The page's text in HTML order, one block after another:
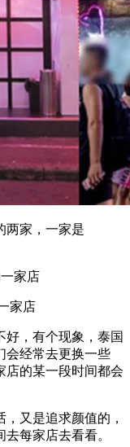
两家，一家是
家店
家店
好，有个现象，泰国
会经常去更换一些
店的某一段时间都会
又是追求颜值的，
每家店去看看。